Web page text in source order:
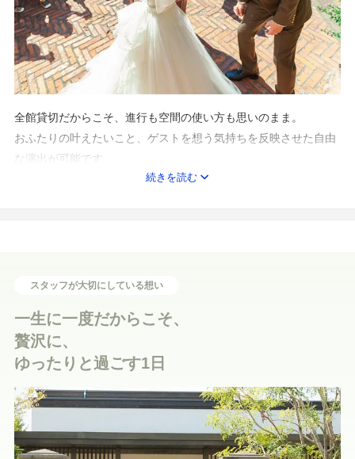
全館貸切だからこそ、進行も空間の使い方も思いのまま。
おふたりの叶えたいこと、ゲストを想う気持ちを反映させた自由
な演出が可能です。
最初はイメージがなくても、担当プランナーが「おもてなし」を
おふたりもゲストも心から「楽しかった！」と笑い合える、記憶
続きを読む
スタッフが大切にしている想い
一生に一度だからこそ、
贅沢に、
ゆったりと過ごす1日